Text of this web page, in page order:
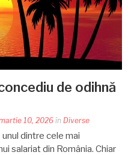
de odihnă
10, 2026 în Diverse
dintre cele mai
salariat din România. Chiar